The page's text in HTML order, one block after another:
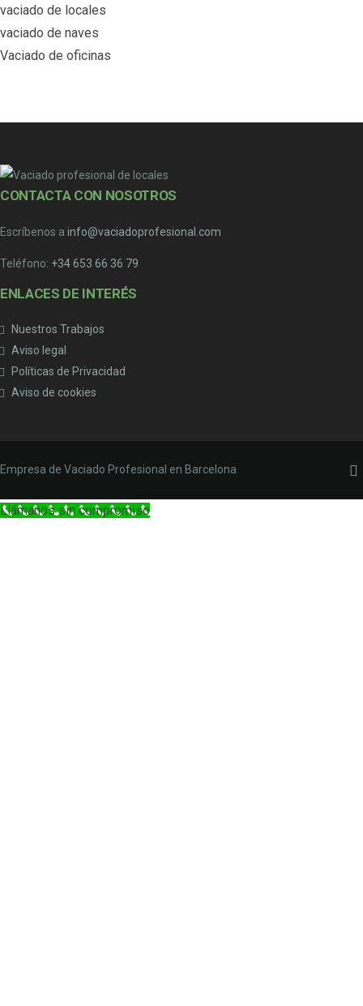
vaciado de locales
vaciado de naves
Vaciado de oficinas
CONTACTA CON NOSOTROS
Escríbenos a info@vaciadoprofesional.com
Teléfono: +34 653 66 36 79
ENLACES DE INTERÉS
Nuestros Trabajos
Aviso legal
Políticas de Privacidad
Aviso de cookies
Empresa de Vaciado Profesional en Barcelona
Llámanos sin compromiso